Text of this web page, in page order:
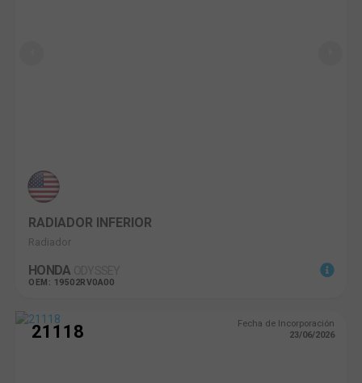
RADIADOR INFERIOR
Radiador
HONDA
OEM: 19502RV0A00
21118
Fecha de Incorporación
23/06/2026